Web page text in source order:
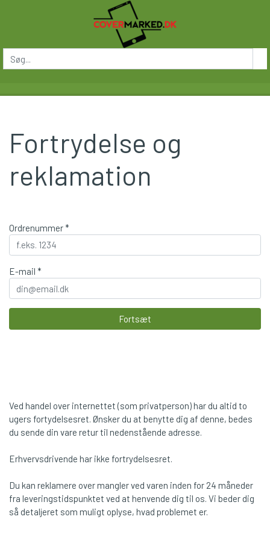
Fortrydelse og
reklamation
Ordrenummer *
E-mail *
Fortsæt
Ved handel over internettet (som privatperson) har du altid to
ugers fortydelsesret. Ønsker du at benytte dig af denne, bedes
du sende din vare retur til nedenstående adresse.
Erhvervsdrivende har ikke fortrydelsesret.
Du kan reklamere over mangler ved varen inden for 24 måneder
fra leveringstidspunktet ved at henvende dig til os. Vi beder dig
så detaljeret som muligt oplyse, hvad problemet er.